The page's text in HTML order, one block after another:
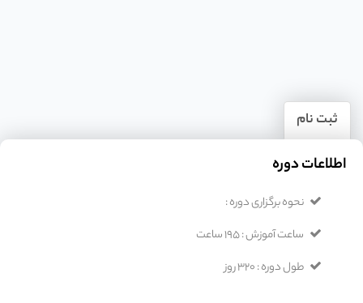
ثبت نام
اطلاعات دوره
نحوه برگزاری دوره :
ساعت آموزش : 195 ساعت
طول دوره : 320 روز